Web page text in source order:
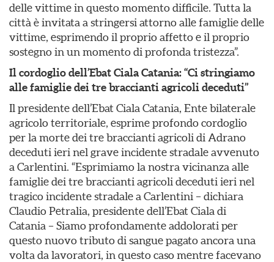
delle vittime in questo momento difficile. Tutta la
città è invitata a stringersi attorno alle famiglie delle
vittime, esprimendo il proprio affetto e il proprio
sostegno in un momento di profonda tristezza”.
Il cordoglio dell’Ebat Ciala Catania: “Ci stringiamo
alle famiglie dei tre braccianti agricoli deceduti”
Il presidente dell’Ebat Ciala Catania, Ente bilaterale
agricolo territoriale, esprime profondo cordoglio
per la morte dei tre braccianti agricoli di Adrano
deceduti ieri nel grave incidente stradale avvenuto
a Carlentini. “Esprimiamo la nostra vicinanza alle
famiglie dei tre braccianti agricoli deceduti ieri nel
tragico incidente stradale a Carlentini – dichiara
Claudio Petralia, presidente dell’Ebat Ciala di
Catania – Siamo profondamente addolorati per
questo nuovo tributo di sangue pagato ancora una
volta da lavoratori, in questo caso mentre facevano